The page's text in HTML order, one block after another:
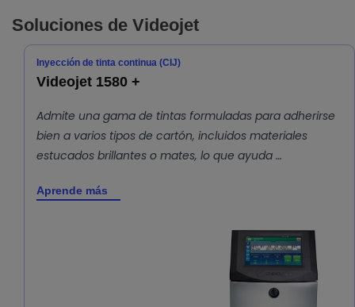
Soluciones de Videojet
Inyección de tinta continua (CIJ)
Videojet 1580 +
Admite una gama de tintas formuladas para adherirse
bien a varios tipos de cartón, incluidos materiales
estucados brillantes o mates, lo que ayuda …
Aprende más